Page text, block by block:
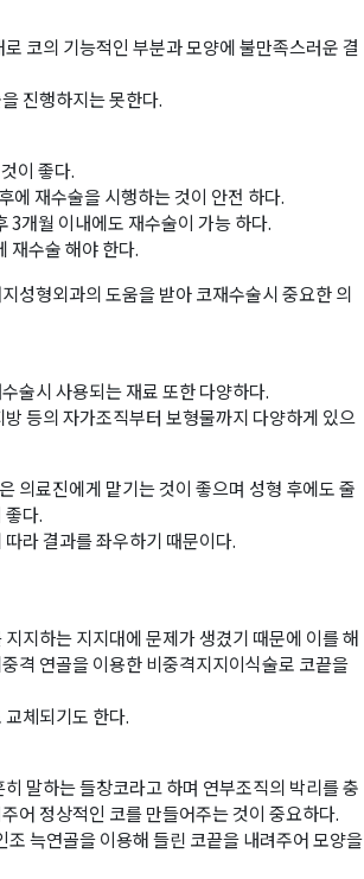
코의 기능적인 부분과 모양에 불만족스러운 결
진행하지는 못한다.
이 좋다.
에 재수술을 시행하는 것이 안전 하다.
3개월 이내에도 재수술이 가능 하다.
재수술 해야 한다.
성형외과의 도움을 받아 코재수술시 중요한 의
술시 사용되는 재료 또한 다양하다.
등의 자가조직부터 보형물까지 다양하게 있으
의료진에게 맡기는 것이 좋으며 성형 후에도 줄
다.
라 결과를 좌우하기 때문이다.
지하는 지지대에 문제가 생겼기 때문에 이를 해
격 연골을 이용한 비중격지지이식술로 코끝을
체되기도 한다.
말하는 들창코라고 하며 연부조직의 박리를 충
어 정상적인 코를 만들어주는 것이 중요하다.
늑연골을 이용해 들린 코끝을 내려주어 모양을